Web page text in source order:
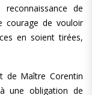
de
courage de vouloir
en soient tirées,
de Maître Corentin
une obligation de